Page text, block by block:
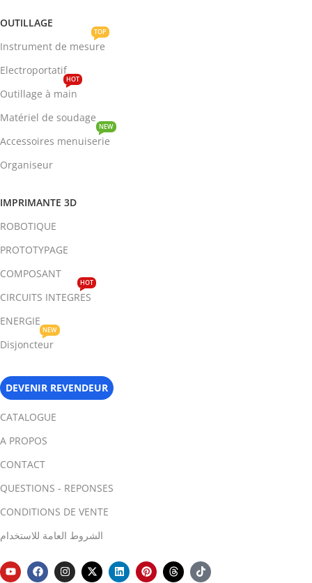
OUTILLAGE
Instrument de mesure
TOP
Electroportatif
Outillage à main
HOT
Matériel de soudage
Accessoires menuiserie
NEW
Organiseur
IMPRIMANTE 3D
ROBOTIQUE
PROTOTYPAGE
COMPOSANT
CIRCUITS INTEGRES
HOT
ENERGIE
Disjoncteur
NEW
DEVENIR REVENDEUR
CATALOGUE
A PROPOS
CONTACT
QUESTIONS - REPONSES
CONDITIONS DE VENTE
الشروط العامة للاستخدام